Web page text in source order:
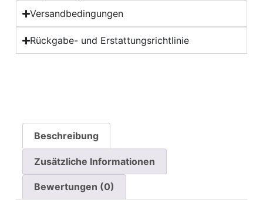
Versandbedingungen
Rückgabe- und Erstattungsrichtlinie
Beschreibung
Zusätzliche Informationen
Bewertungen (0)